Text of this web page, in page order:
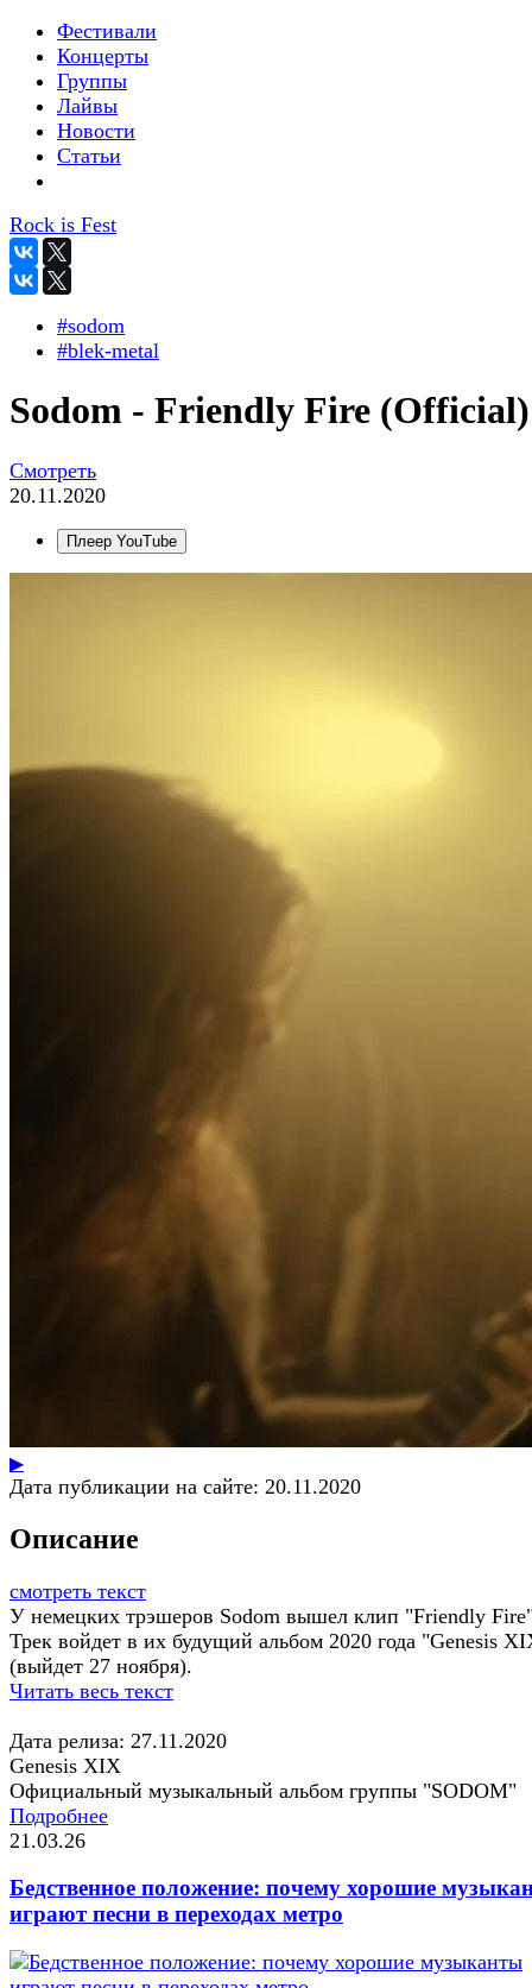
Фестивали
Концерты
Группы
Лайвы
Новости
Статьи
Rock is Fest
#sodom
#blek-metal
Sodom - Friendly Fire (Official)
Смотреть
20.11.2020
Плеер YouTube
▶
Дата публикации на сайте: 20.11.2020
Описание
смотреть текст
У немецких трэшеров Sodom вышел клип "Friendly
Трек войдет в их будущий альбом 2020 года "Genesis
(выйдет 27 ноября).
Читать весь текст
Дата релиза: 27.11.2020
Genesis XIX
Официальный музыкальный альбом группы "SODOM"
Подробнее
21.03.26
Бедственное положение: почему хорошие
играют песни в переходах метро